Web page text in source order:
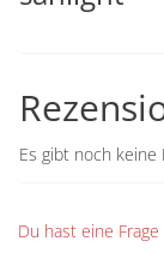
Es gibt noch keine
Du hast eine